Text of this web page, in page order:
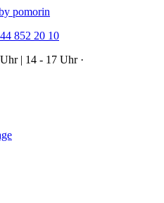
852 20 10
| 14 - 17 Uhr ·